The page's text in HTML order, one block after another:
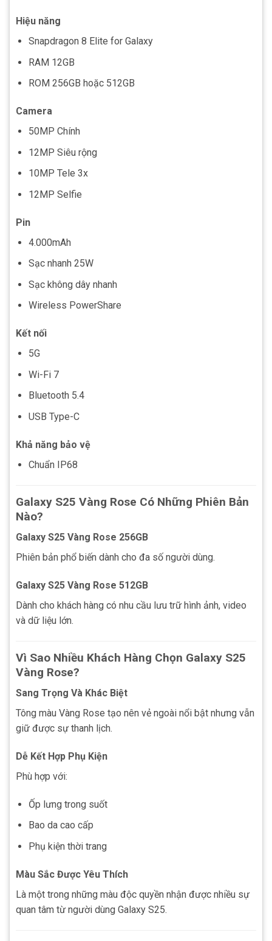
Hiệu năng
Snapdragon 8 Elite for Galaxy
RAM 12GB
ROM 256GB hoặc 512GB
Camera
50MP Chính
12MP Siêu rộng
10MP Tele 3x
12MP Selfie
Pin
4.000mAh
Sạc nhanh 25W
Sạc không dây nhanh
Wireless PowerShare
Kết nối
5G
Wi-Fi 7
Bluetooth 5.4
USB Type-C
Khả năng bảo vệ
Chuẩn IP68
Galaxy S25 Vàng Rose Có Những Phiên Bản
Nào?
Galaxy S25 Vàng Rose 256GB
Phiên bản phổ biến dành cho đa số người dùng.
Galaxy S25 Vàng Rose 512GB
Dành cho khách hàng có nhu cầu lưu trữ hình ảnh, video
và dữ liệu lớn.
Vì Sao Nhiều Khách Hàng Chọn Galaxy S25
Vàng Rose?
Sang Trọng Và Khác Biệt
Tông màu Vàng Rose tạo nên vẻ ngoài nổi bật nhưng vẫn
giữ được sự thanh lịch.
Dễ Kết Hợp Phụ Kiện
Phù hợp với:
Ốp lưng trong suốt
Bao da cao cấp
Phụ kiện thời trang
Màu Sắc Được Yêu Thích
Là một trong những màu độc quyền nhận được nhiều sự
quan tâm từ người dùng Galaxy S25.